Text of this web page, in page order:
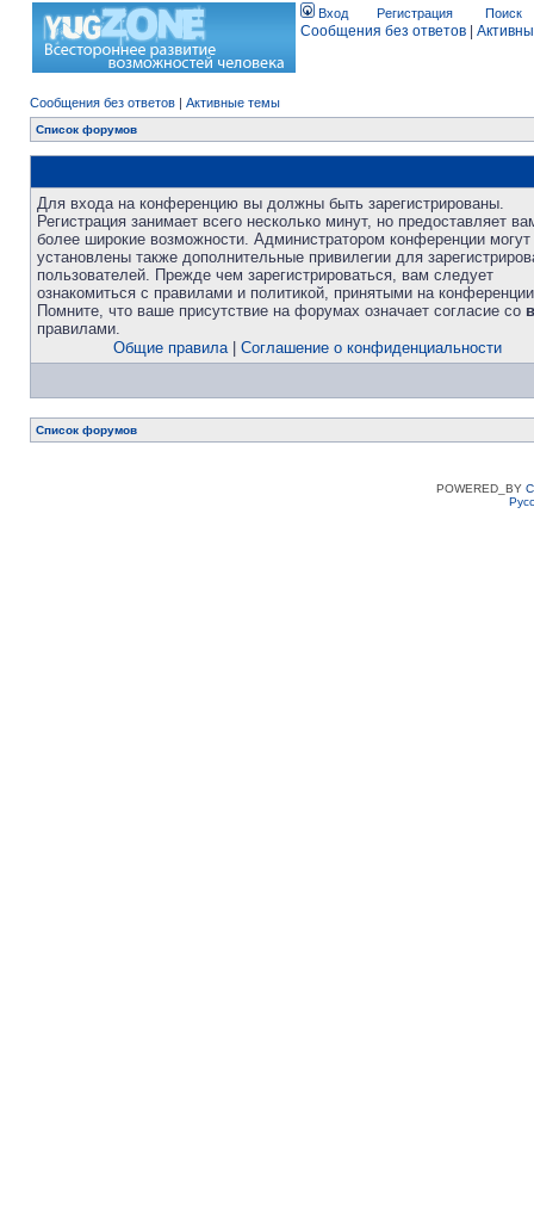
Вход Регистрация Поиск
Сообщения без ответов
Сообщения без ответов | Активные темы
Список форумов
Для входа на конференцию вы должны быть зарегистрированы.
Регистрация занимает всего несколько минут, но предоставляет
более широкие возможности. Администратором конференции
установлены также дополнительные привилегии для
пользователей. Прежде чем зарегистрироваться, вам следует
ознакомиться с правилами и политикой, принятыми на
Помните, что ваше присутствие на форумах означает согласие со
правилами.
Общие правила| Соглашение о конфиденциальности
Список форумов
POWERED_BY